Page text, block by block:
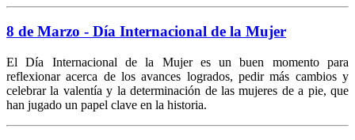
8 de Marzo - Día Internacional de la Mujer
El Día Internacional de la Mujer es un buen momento para
reflexionar acerca de los avances logrados, pedir más cambios y
celebrar la valentía y la determinación de las mujeres de a pie, que
han jugado un papel clave en la historia.